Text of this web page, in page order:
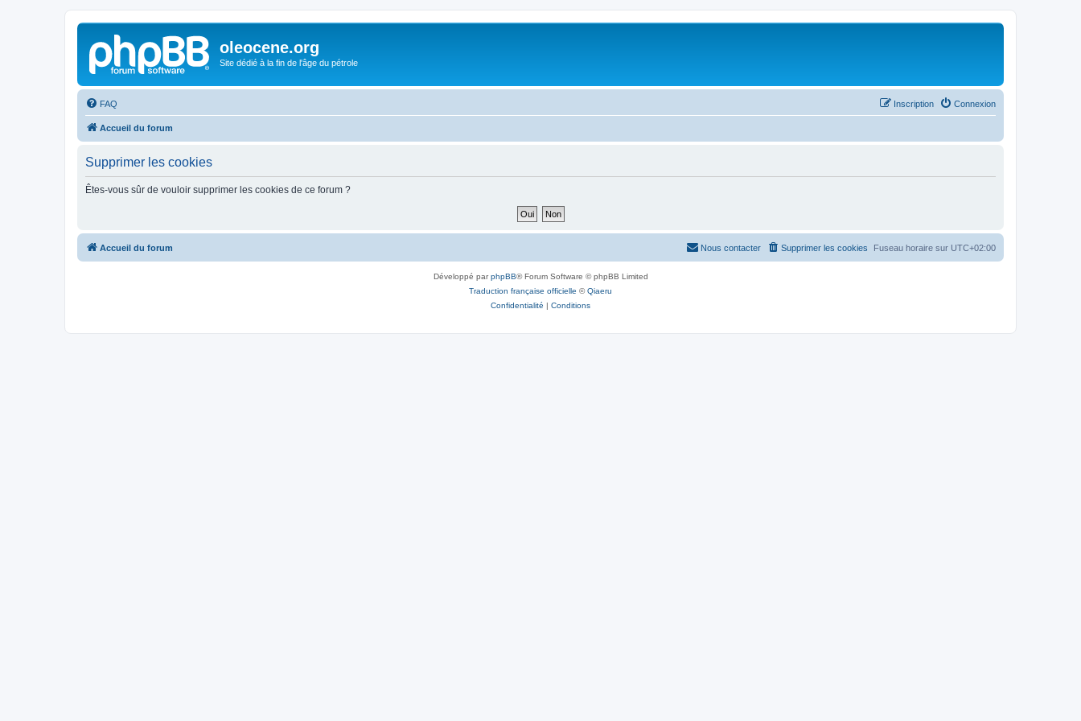
oleocene.org
Site dédié à la fin de l'âge du pétrole
FAQ Connexion
Inscription
Accueil du forum
Supprimer les cookies
Êtes-vous sûr de vouloir supprimer les cookies de ce forum ?
Accueil du forum Fuseau horaire sur UTC+02:00
Supprimer les cookies
Nous contacter
Développé parphpBB® Forum Software © phpBB Limited
Traduction française officielle ©Qiaeru
Confidentialité | Conditions